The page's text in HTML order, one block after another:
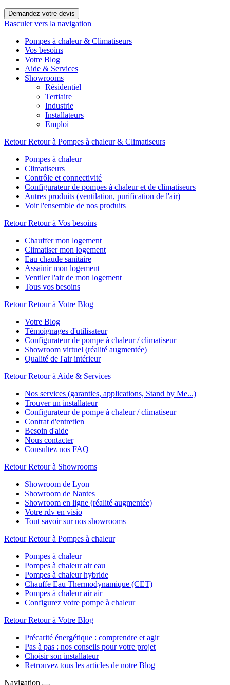
Demandez votre devis
Basculer vers la navigation
Pompes à chaleur & Climatiseurs
Vos besoins
Votre Blog
Aide & Services
Showrooms
Résidentiel
Tertiaire
Industrie
Installateurs
Emploi
Retour Retour à Pompes à chaleur & Climatiseurs
Pompes à chaleur
Climatiseurs
Contrôle et connectivité
Configurateur de pompes à chaleur et de climatiseurs
Autres produits (ventilation, purification de l'air)
Voir l'ensemble de nos produits
Retour Retour à Vos besoins
Chauffer mon logement
Climatiser mon logement
Eau chaude sanitaire
Assainir mon logement
Ventiler l'air de mon logement
Tous vos besoins
Retour Retour à Votre Blog
Votre Blog
Témoignages d'utilisateur
Configurateur de pompe à chaleur / climatiseur
Showroom virtuel (réalité augmentée)
Qualité de l'air intérieur
Retour Retour à Aide & Services
Nos services (garanties, applications, Stand by Me...)
Trouver un installateur
Configurateur de pompe à chaleur / climatiseur
Contrat d'entretien
Besoin d'aide
Nous contacter
Consultez nos FAQ
Retour Retour à Showrooms
Showroom de Lyon
Showroom de Nantes
Showroom en ligne (réalité augmentée)
Votre rdv en visio
Tout savoir sur nos showrooms
Retour Retour à Pompes à chaleur
Pompes à chaleur
Pompes à chaleur air eau
Pompes à chaleur hybride
Chauffe Eau Thermodynamique (CET)
Pompes à chaleur air air
Configurez votre pompe à chaleur
Retour Retour à Votre Blog
Précarité énergétique : comprendre et agir
Pas à pas : nos conseils pour votre projet
Choisir son installateur
Retrouvez tous les articles de notre Blog
Navigation